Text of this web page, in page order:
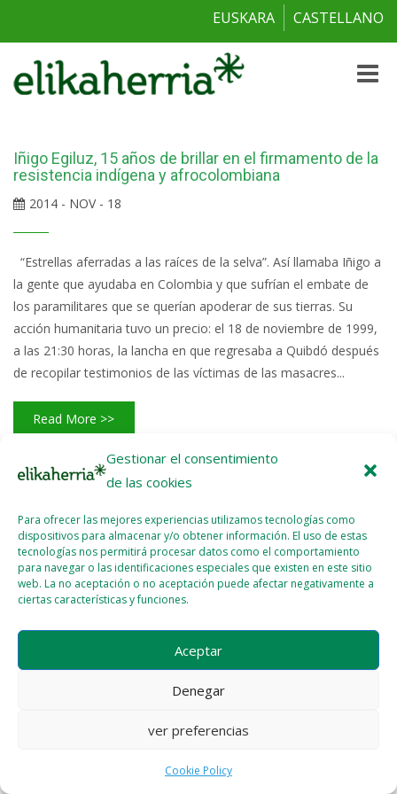
Gestionar el consentimiento
de las cookies
Para ofrecer las mejores experiencias utilizamos tecnologías como
dispositivos para almacenar y/o obtener información. El uso de estas
tecnologías nos permitirá procesar datos como el comportamiento
para navegar o las identificaciones especiales que existen en este sitio
web. La no aceptación o no aceptación puede afectar negativamente a
ciertas características y funciones.
Aceptar
Denegar
ver preferencias
Cookie Policy
EUSKARA CASTELLANO
Toggle
Iñigo Egiluz, 15 años de brillar en el firmamento de la
resistencia indígena y afrocolombiana
2014 - NOV - 18
“Estrellas aferradas a las raíces de la selva”. Así llamaba Iñigo a
la gente que ayudaba en Colombia y que sufrían el embate de
los paramilitares que se querían apoderar de sus tierras. Su
acción humanitaria tuvo un precio: el 18 de noviembre de 1999,
a las 21:30 horas, la lancha en que regresaba a Quibdó después
de recopilar testimonios de las víctimas de las masacres...
Read More >>
Licencia del contenido Cookie Policy (EU)